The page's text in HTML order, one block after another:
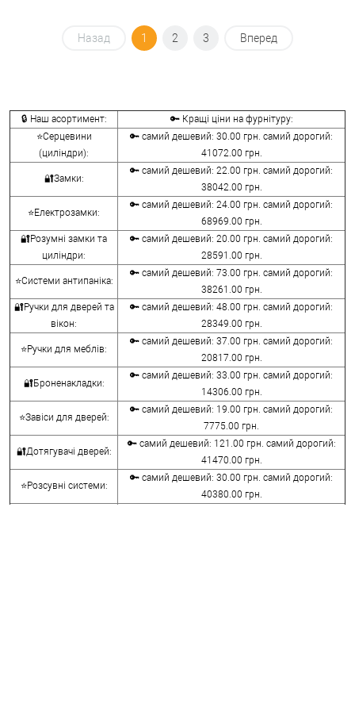
Назад 1 2 3 Вперед
🔒 Наш асортимент:
🔑 Кращі ціни на фурнітуру:
⭐Серцевини
(циліндри):
🔑 самий дешевий: 30.00 грн. самий дорогий:
41072.00 грн.
🔐Замки:
🔑 самий дешевий: 22.00 грн. самий дорогий:
38042.00 грн.
⭐Електрозамки:
🔑 самий дешевий: 24.00 грн. самий дорогий:
68969.00 грн.
🔐Розумні замки та
циліндри:
🔑 самий дешевий: 20.00 грн. самий дорогий:
28591.00 грн.
⭐Системи антипаніка:
🔑 самий дешевий: 73.00 грн. самий дорогий:
38261.00 грн.
🔐Ручки для дверей та
вікон:
🔑 самий дешевий: 48.00 грн. самий дорогий:
28349.00 грн.
⭐Ручки для меблів:
🔑 самий дешевий: 37.00 грн. самий дорогий:
20817.00 грн.
🔐Броненакладки:
🔑 самий дешевий: 33.00 грн. самий дорогий:
14306.00 грн.
⭐Завіси для дверей:
🔑 самий дешевий: 19.00 грн. самий дорогий:
7775.00 грн.
🔐Дотягувачі дверей:
🔑 самий дешевий: 121.00 грн. самий дорогий:
41470.00 грн.
⭐Розсувні системи:
🔑 самий дешевий: 30.00 грн. самий дорогий:
40380.00 грн.